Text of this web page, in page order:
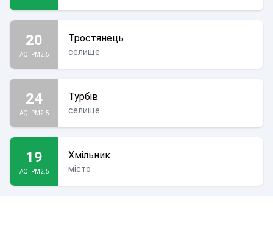
20
AQI PM2.5
Тростянець
селище
24
AQI PM2.5
Турбів
селище
19
AQI PM2.5
Хмільник
місто